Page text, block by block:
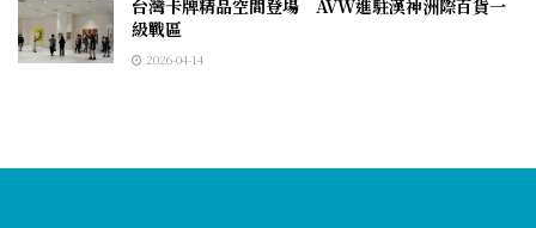
台灣卡牌精品空間登場 AVW進駐漢神洲際百貨一
級戰區
2026-04-14